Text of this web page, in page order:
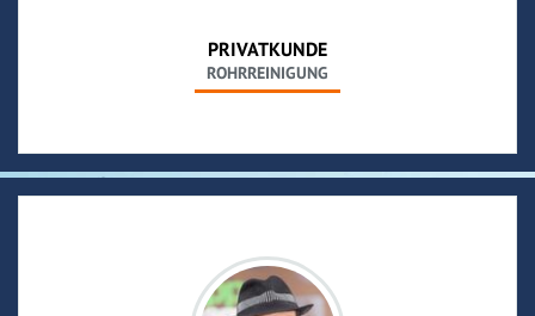
PRIVATKUNDE
ROHRREINIGUNG